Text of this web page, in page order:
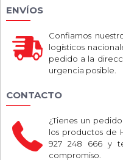
ENVÍOS
Confiamos
logísticos
pedido a la
urgencia posible.
CONTACTO
¿Tienes un
los productos de
927 248 666 y
compromiso.